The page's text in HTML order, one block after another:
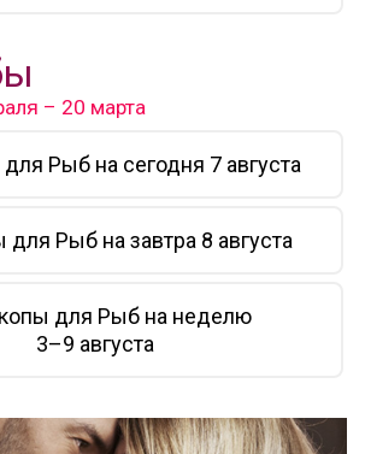
– 20 марта
Рыб на сегодня 7 августа
для Рыб на завтра 8 августа
для Рыб на неделю
3–9 августа